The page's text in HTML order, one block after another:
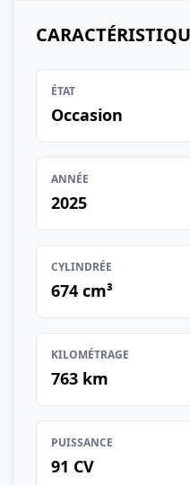
ÉTAT
Occasion
ANNÉE
2025
CYLINDRÉE
674 cm³
KILOMÉTRAGE
763 km
PUISSANCE
91 CV